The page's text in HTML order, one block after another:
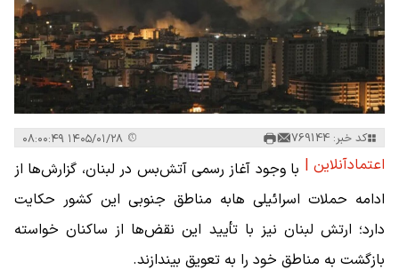
کد خبر: 769144
اعتمادآنلاین | با وجود آغاز رسمی آتش‌بس در لبنان، گزارش‌ها از
ادامه حملات اسرائیلی هابه مناطق جنوبی این کشور حکایت
دارد؛ ارتش لبنان نیز با تأیید این نقض‌ها از ساکنان خواسته
بازگشت به مناطق خود را به تعویق بیندازند.